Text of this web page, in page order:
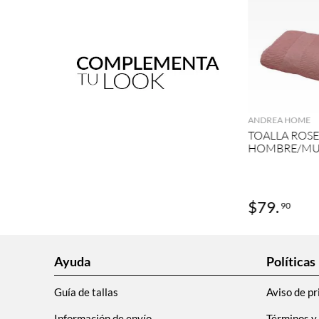
ANDREA HOME
TOALLA
HOMBRE/
$79. 90
Ayuda
Guía de tallas
Políticas
Aviso de